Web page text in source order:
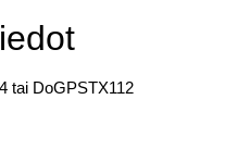
tai DoGPSTX112